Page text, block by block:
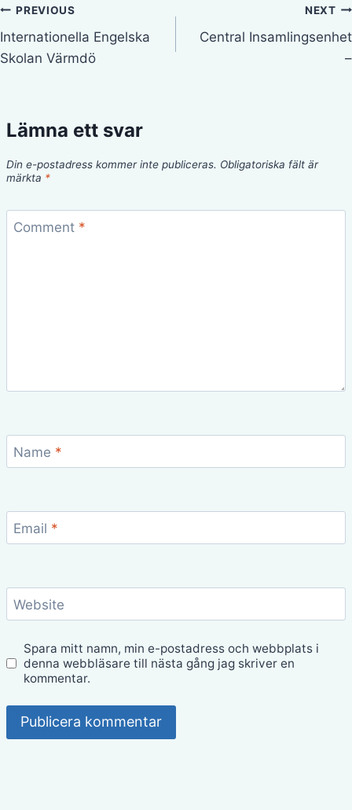
Inläggsnavigering
PREVIOUS
Internationella Engelska
Skolan Värmdö
NEXT
Central Insamlingsenhet
–
Lämna ett svar
Din e-postadress kommer inte publiceras. Obligatoriska fält är
märkta *
Comment *
Name *
Email *
Website
Spara mitt namn, min e-postadress och webbplats i
denna webbläsare till nästa gång jag skriver en
kommentar.